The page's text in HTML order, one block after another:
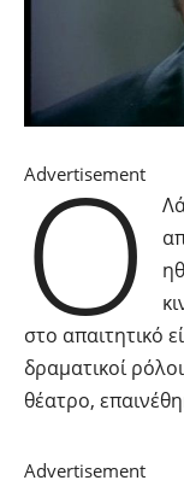
Advertisement
Ο
στο απαιτητικό
δραματικοί
θέατρο,
Advertisement